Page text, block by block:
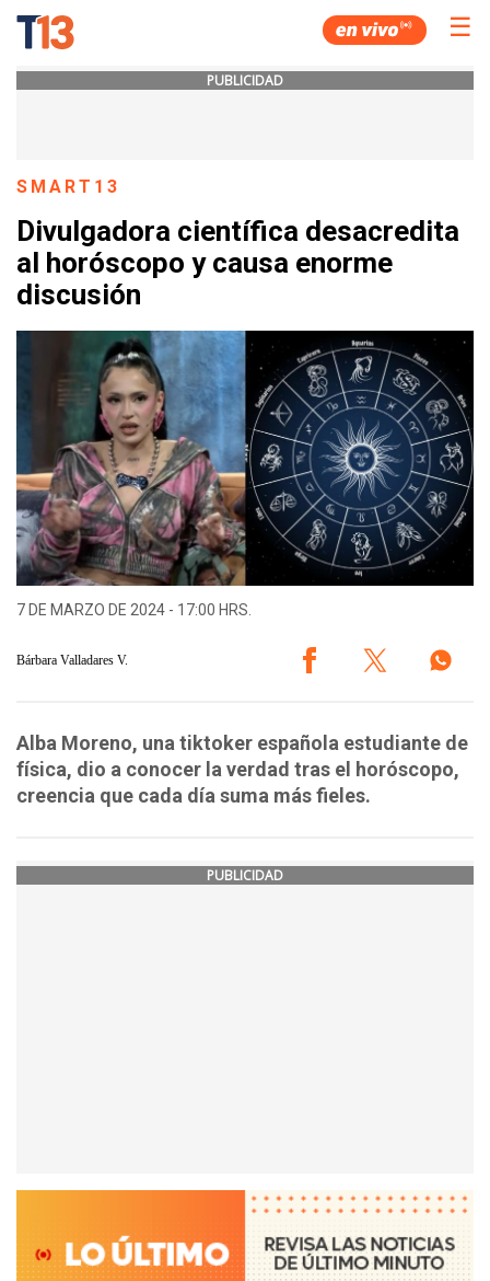
☰
PUBLICIDAD
SMART13
Divulgadora científica desacredita
al horóscopo y causa enorme
discusión
7 DE MARZO DE 2024 - 17:00 HRS.
Bárbara Valladares V.
Alba Moreno, una tiktoker española estudiante de
física, dio a conocer la verdad tras el horóscopo,
creencia que cada día suma más fieles.
PUBLICIDAD